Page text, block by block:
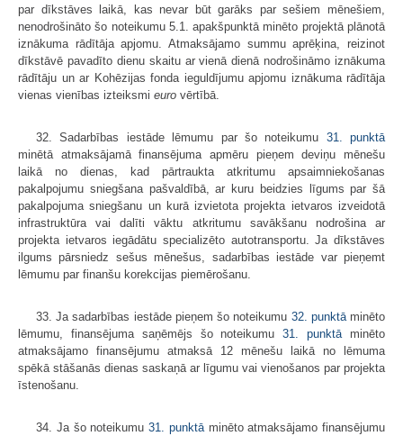
par dīkstāves laikā, kas nevar būt garāks par sešiem mēnešiem,
nenodrošināto šo noteikumu 5.1. apakšpunktā minēto projektā plānotā
iznākuma rādītāja apjomu. Atmaksājamo summu aprēķina, reizinot
dīkstāvē pavadīto dienu skaitu ar vienā dienā nodrošināmo iznākuma
rādītāju un ar Kohēzijas fonda ieguldījumu apjomu iznākuma rādītāja
vienas vienības izteiksmi euro vērtībā.
32. Sadarbības iestāde lēmumu par šo noteikumu 31. punktā
minētā atmaksājamā finansējuma apmēru pieņem deviņu mēnešu
laikā no dienas, kad pārtraukta atkritumu apsaimniekošanas
pakalpojumu sniegšana pašvaldībā, ar kuru beidzies līgums par šā
pakalpojuma sniegšanu un kurā izvietota projekta ietvaros izveidotā
infrastruktūra vai dalīti vāktu atkritumu savākšanu nodrošina ar
projekta ietvaros iegādātu specializēto autotransportu. Ja dīkstāves
ilgums pārsniedz sešus mēnešus, sadarbības iestāde var pieņemt
lēmumu par finanšu korekcijas piemērošanu.
33. Ja sadarbības iestāde pieņem šo noteikumu 32. punktāminēto
lēmumu, finansējuma saņēmējs šo noteikumu31. punktā minēto
atmaksājamo finansējumu atmaksā 12 mēnešu laikā no lēmuma
spēkā stāšanās dienas saskaņā ar līgumu vai vienošanos par projekta
īstenošanu.
34. Ja šo noteikumu 31. punktāminēto atmaksājamo finansējumu